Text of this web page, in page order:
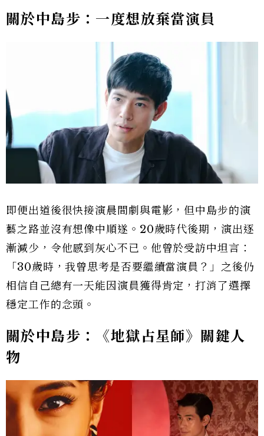
關於中島步：一度想放棄當演員
即便出道後很快接演晨間劇與電影，但中島步的演
藝之路並沒有想像中順遂。20歲時代後期，演出逐
漸減少，令他感到灰心不已。他曾於受訪中坦言：
「30歲時，我曾思考是否要繼續當演員？」之後仍
相信自己總有一天能因演員獲得肯定，打消了選擇
穩定工作的念頭。
關於中島步：《地獄占星師》關鍵人
物